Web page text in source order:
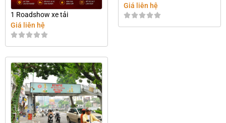
1 Roadshow xe tải
Giá liên hệ
Giá liên hệ